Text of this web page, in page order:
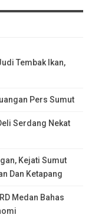
Tembak Ikan,
Pers Sumut
Serdang Nekat
Kejati Sumut
Dan Ketapang
Medan Bahas